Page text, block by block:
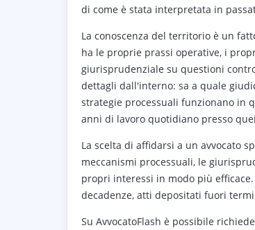
di come è stata interpretata in
La conoscenza del territorio è un
ha le proprie prassi operative, i
giurisprudenziale su questioni
dettagli dall'interno: sa a quale
strategie processuali funzionano in
anni di lavoro quotidiano presso
La scelta di affidarsi a un avvocato
meccanismi processuali, le
propri interessi in modo più
decadenze, atti depositati fuori
Su AvvocatoFlash è possibile